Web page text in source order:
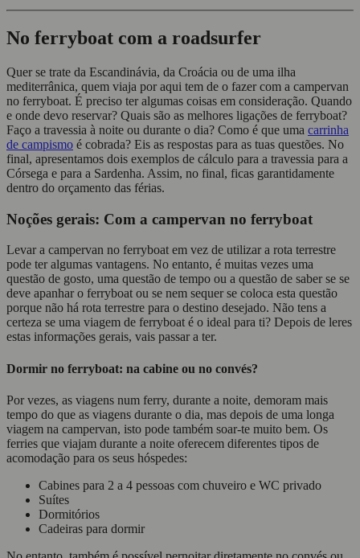
No ferryboat com a roadsurfer
Quer se trate da Escandinávia, da Croácia ou de uma ilha
mediterrânica, quem viaja por aqui tem de o fazer com a campervan
no ferryboat. É preciso ter algumas coisas em consideração. Quando
e onde devo reservar? Quais são as melhores ligações de ferryboat?
Faço a travessia à noite ou durante o dia? Como é que uma carrinha
de campismo é cobrada? Eis as respostas para as tuas questões. No
final, apresentamos dois exemplos de cálculo para a travessia para a
Córsega e para a Sardenha. Assim, no final, ficas garantidamente
dentro do orçamento das férias.
Noções gerais: Com a campervan no ferryboat
Levar a campervan no ferryboat em vez de utilizar a rota terrestre
pode ter algumas vantagens. No entanto, é muitas vezes uma
questão de gosto, uma questão de tempo ou a questão de saber se se
deve apanhar o ferryboat ou se nem sequer se coloca esta questão
porque não há rota terrestre para o destino desejado. Não tens a
certeza se uma viagem de ferryboat é o ideal para ti? Depois de leres
estas informações gerais, vais passar a ter.
Dormir no ferryboat: na cabine ou no convés?
Por vezes, as viagens num ferry, durante a noite, demoram mais
tempo do que as viagens durante o dia, mas depois de uma longa
viagem na campervan, isto pode também soar-te muito bem. Os
ferries que viajam durante a noite oferecem diferentes tipos de
acomodação para os seus hóspedes:
Cabines para 2 a 4 pessoas com chuveiro e WC privado
Suítes
Dormitórios
Cadeiras para dormir